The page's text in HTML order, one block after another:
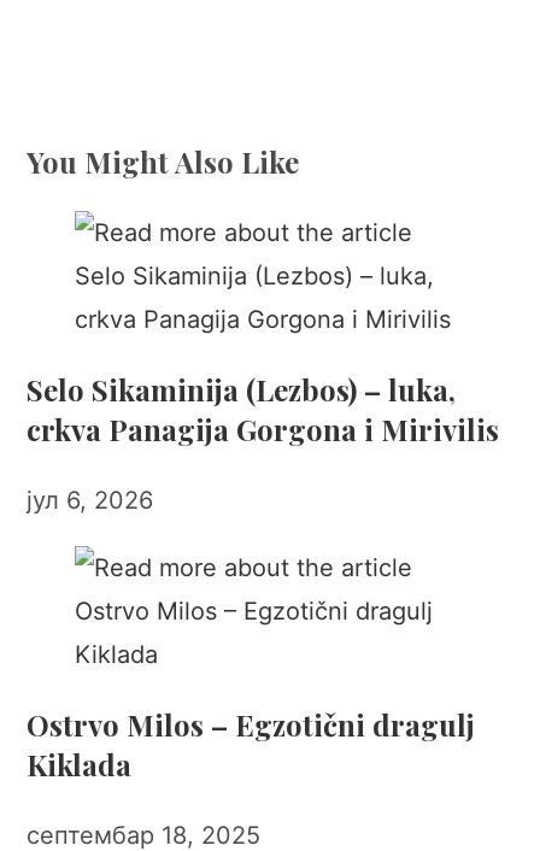
You Might Also Like
Selo Sikaminija (Lezbos) – luka,
crkva Panagija Gorgona i Mirivilis
јул 6, 2026
Ostrvo Milos – Egzotični dragulj
Kiklada
септембар 18, 2025